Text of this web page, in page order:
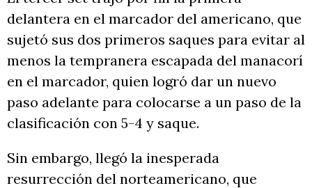
delantera en el marcador del americano, que
sujetó sus dos primeros saques para evitar al
menos la tempranera escapada del manacorí
en el marcador, quien logró dar un nuevo
paso adelante para colocarse a un paso de la
clasificación con 5-4 y saque.
Sin embargo, llegó la inesperada
resurrección del norteamericano, que